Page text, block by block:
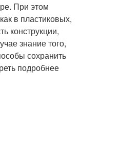
При этом
в пластиковых,
конструкции,
знание того,
сохранить
подробнее